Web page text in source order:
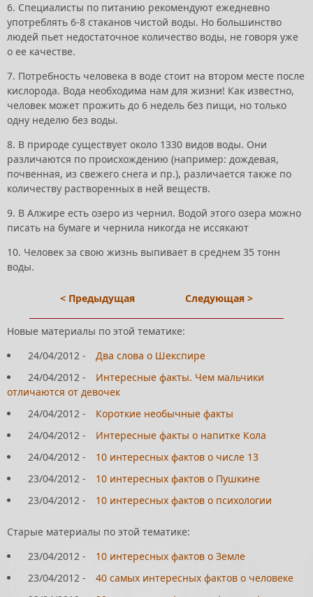
6. Специалисты по питанию рекомендуют ежедневно
употреблять 6-8 стаканов чистой воды. Но большинство
людей пьет недостаточное количество воды, не говоря уже
о ее качестве.
7. Потребность человека в воде стоит на втором месте после
кислорода. Вода необходима нам для жизни! Как известно,
человек может прожить до 6 недель без пищи, но только
одну неделю без воды.
8. В природе существует около 1330 видов воды. Они
различаются по происхождению (например: дождевая,
почвенная, из свежего снега и пр.), различается также по
количеству растворенных в ней веществ.
9. В Алжире есть озеро из чернил. Водой этого озера можно
писать на бумаге и чернила никогда не иссякают
10. Человек за свою жизнь выпивает в среднем 35 тонн
воды.
< Предыдущая Следующая >
Новые материалы по этой тематике:
24/04/2012 -
Два слова о Шекспире
24/04/2012 -
Интересные факты. Чем мальчики
отличаются от девочек
24/04/2012 -
Короткие необычные факты
24/04/2012 -
Интересные факты о напитке Кола
24/04/2012 -
10 интересных фактов о числе 13
23/04/2012 -
10 интересных фактов о Пушкине
23/04/2012 - 10 интересных фактов о психологии
Старые материалы по этой тематике:
23/04/2012 -
10 интересных фактов о Земле
23/04/2012 -
40 самых интересных фактов о человеке